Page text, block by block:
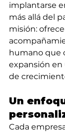
implantarse
más allá del
misión:
humano que
expansión
de
Un
Cada